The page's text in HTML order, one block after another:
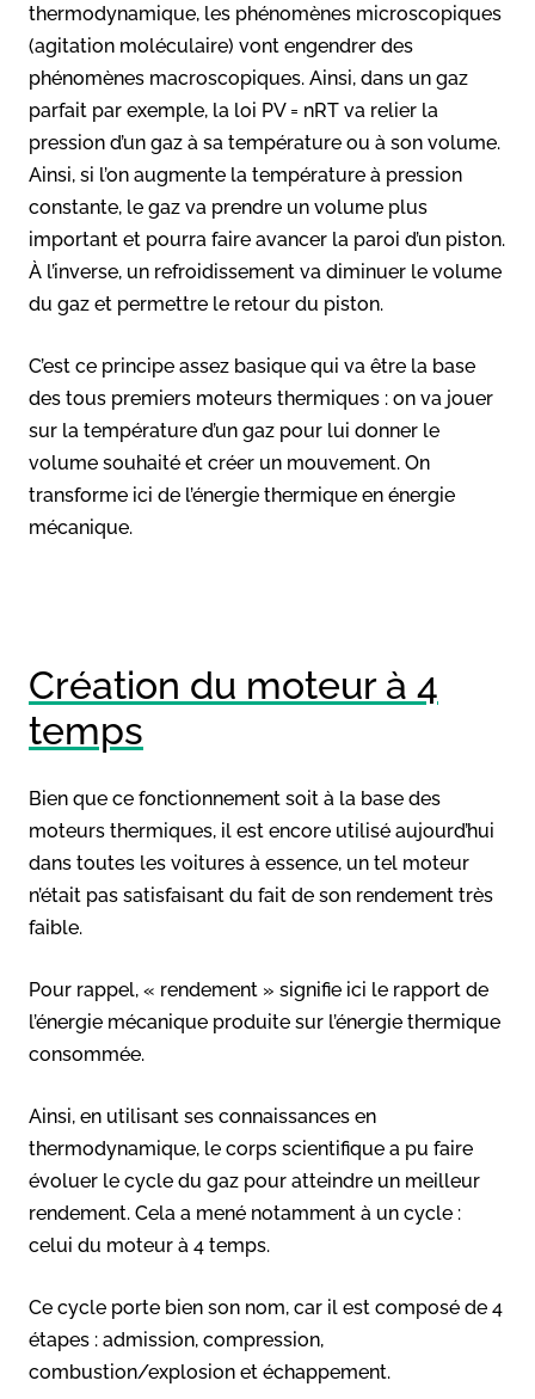
thermodynamique, les phénomènes microscopiques
(agitation moléculaire) vont engendrer des
phénomènes macroscopiques. Ainsi, dans un gaz
parfait par exemple, la loi PV = nRT va relier la
pression d’un gaz à sa température ou à son volume.
Ainsi, si l’on augmente la température à pression
constante, le gaz va prendre un volume plus
important et pourra faire avancer la paroi d’un piston.
À l’inverse, un refroidissement va diminuer le volume
du gaz et permettre le retour du piston.
C’est ce principe assez basique qui va être la base
des tous premiers moteurs thermiques : on va jouer
sur la température d’un gaz pour lui donner le
volume souhaité et créer un mouvement. On
transforme ici de l’énergie thermique en énergie
mécanique.
Création du moteur à 4
temps
Bien que ce fonctionnement soit à la base des
moteurs thermiques, il est encore utilisé aujourd’hui
dans toutes les voitures à essence, un tel moteur
n’était pas satisfaisant du fait de son rendement très
faible.
Pour rappel, « rendement » signifie ici le rapport de
l’énergie mécanique produite sur l’énergie thermique
consommée.
Ainsi, en utilisant ses connaissances en
thermodynamique, le corps scientifique a pu faire
évoluer le cycle du gaz pour atteindre un meilleur
rendement. Cela a mené notamment à un cycle :
celui du moteur à 4 temps.
Ce cycle porte bien son nom, car il est composé de 4
étapes : admission, compression,
combustion/explosion et échappement.